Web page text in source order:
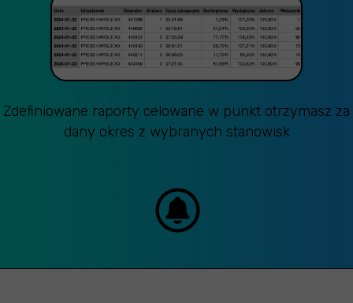
Zdefiniowane raporty celowane w punkt otrzymasz za
dany okres z wybranych stanowisk